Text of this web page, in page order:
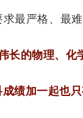
求最严格、最
长的物理、化
成绩加一起也